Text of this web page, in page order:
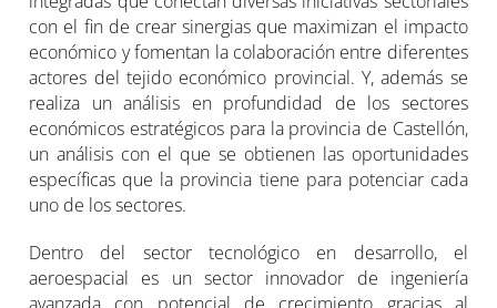
con el fin de crear sinergias que maximizan el impacto
económico y fomentan la colaboración entre diferentes
actores del tejido económico provincial. Y, además se
realiza un análisis en profundidad de los sectores
económicos estratégicos para la provincia de Castellón,
un análisis con el que se obtienen las oportunidades
específicas que la provincia tiene para potenciar cada
uno de los sectores.
Dentro del sector tecnológico en desarrollo, el
aeroespacial es un sector innovador de ingeniería